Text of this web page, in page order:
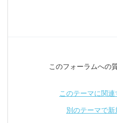
このフォーラムへの
このテーマに関
別のテーマで